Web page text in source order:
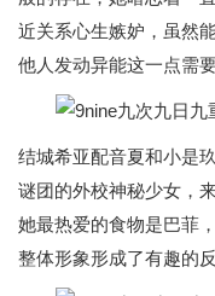
近关系心生嫉妒，虽然
他人发动异能这一点需
结城希亚配音夏和小是
谜团的外校神秘少女，
她最热爱的食物是巴菲
整体形象形成了有趣的反